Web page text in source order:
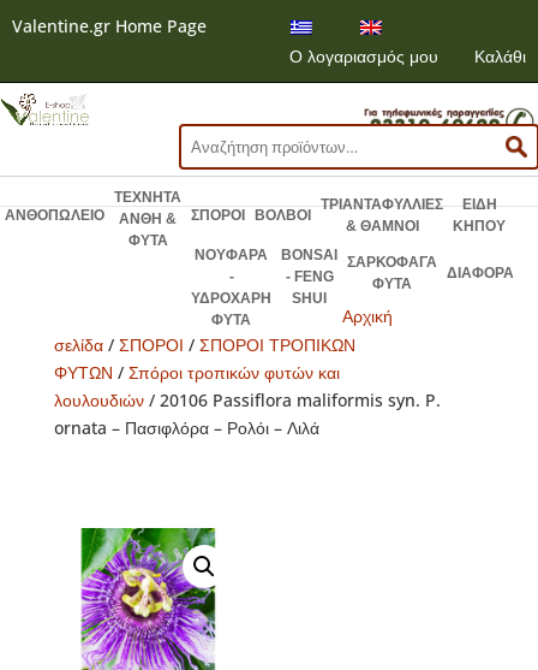
Valentine.gr Home Page
Ο λογαριασμός μου
Καλάθι
Αναζήτηση
για:
ΑΝΘΟΠΩΛΕΙΟ
ΤΕΧΝΗΤΑ
ΑΝΘΗ &
ΦΥΤΑ
ΣΠΟΡΟΙ ΒΟΛΒΟΙ
ΤΡΙΑΝΤΑΦΥΛΛΙΕΣ
& ΘΑΜΝΟΙ
ΕΙΔΗ
ΚΗΠΟΥ
ΝΟΥΦΑΡΑ
-
ΥΔΡΟΧΑΡΗ
ΦΥΤΑ
BONSAI
- FENG
SHUI
ΣΑΡΚΟΦΑΓΑ
ΦΥΤΑ
ΔΙΑΦΟΡΑ
Αρχική
σελίδα/ ΣΠΟΡΟΙ / ΣΠΟΡΟΙ ΤΡΟΠΙΚΩΝ
ΦΥΤΩΝ / Σπόροι τροπικών φυτών και
λουλουδιών/ 20106 Passiflora maliformis syn. P.
ornata – Πασιφλόρα – Ρολόι – Λιλά